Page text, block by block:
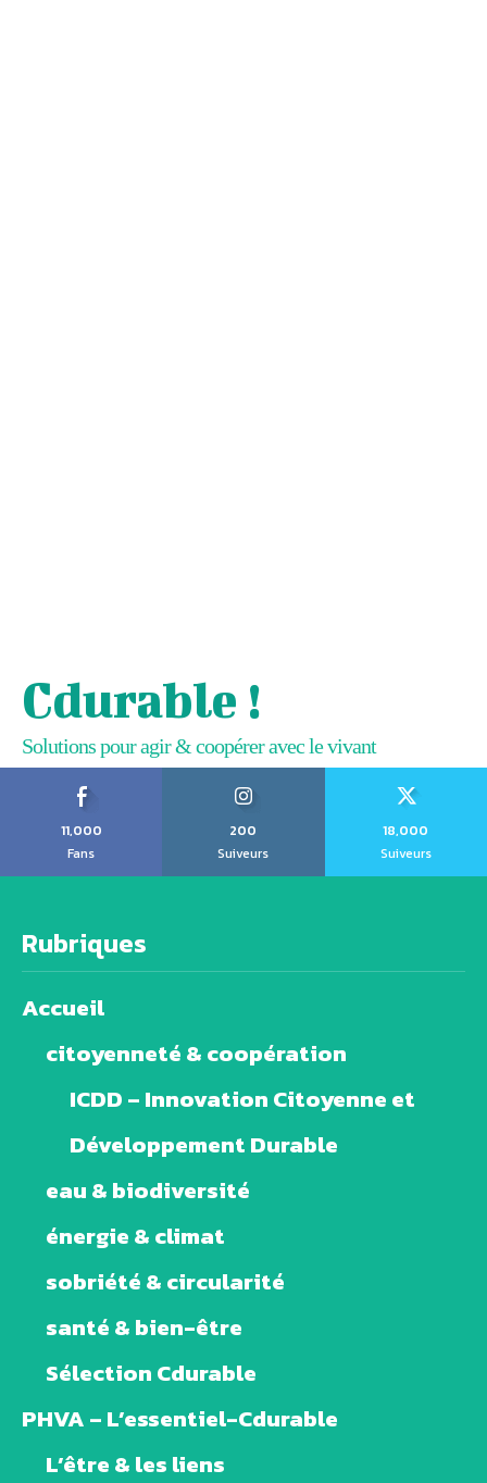
Cdurable !
Solutions pour agir & coopérer avec le vivant
11,000
Fans
200
Suiveurs
18,000
Suiveurs
Rubriques
Accueil
citoyenneté & coopération
ICDD – Innovation Citoyenne et
Développement Durable
eau & biodiversité
énergie & climat
sobriété & circularité
santé & bien-être
Sélection Cdurable
PHVA – L’essentiel-Cdurable
L’être & les liens